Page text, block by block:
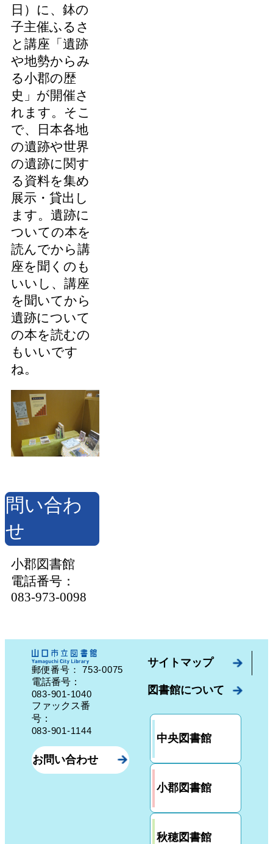
日）に、鉢の
子主催ふるさ
と講座「遺跡
や地勢からみ
る小郡の歴
史」が開催さ
れます。そこ
で、日本各地
の遺跡や世界
の遺跡に関す
る資料を集め
展示・貸出し
ます。遺跡に
ついての本を
読んでから講
座を聞くのも
いいし、講座
を聞いてから
遺跡について
の本を読むの
もいいです
ね。
問い合わ
せ
小郡図書館
電話番号：
083-973-0098
郵便番号：753-0075 山口県山口市中園町７番７号
電話番号：
083-901-1040
ファックス番
号：
083-901-1144
お問い合わせ
サイトマップ
図書館について
中央図書館
小郡図書館
秋穂図書館